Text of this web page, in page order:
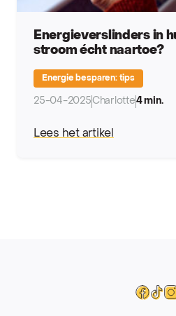
Energieverslinders in
stroom écht naartoe?
Energie besparen: tips
25-04-2025Charlotte4 min.
Lees het artikel